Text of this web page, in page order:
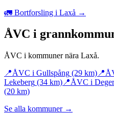
🚛 Bortforsling i Laxå →
ÅVC i
ÅVC i kommuner nära Laxå.
📍ÅVC i Gullspång (29 km) 📍
Lekeberg (34 km) 📍ÅVC i
(20 km)
Se alla kommuner →